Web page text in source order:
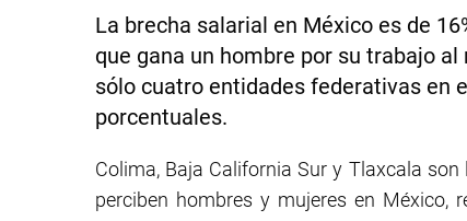
La brecha salarial en México es de
que gana un hombre por su trabajo
sólo cuatro entidades federativas en
porcentuales.
Colima, Baja California Sur y Tlaxcala
perciben hombres y mujeres en México,